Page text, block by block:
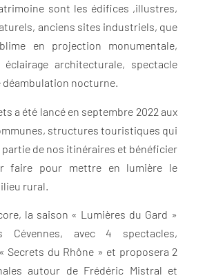
sont les édifices ,illustres,
anciens sites industriels, que
en projection monumentale,
éclairage architecturale, spectacle
déambulation nocturne.
a été lancé en septembre 2022 aux
structures touristiques qui
de nos itinéraires et bénéficier
faire pour mettre en lumière le
rural.
la saison « Lumières du Gard »
Cévennes, avec 4 spectacles,
Secrets du Rhône » et proposera 2
autour de Frédéric Mistral et